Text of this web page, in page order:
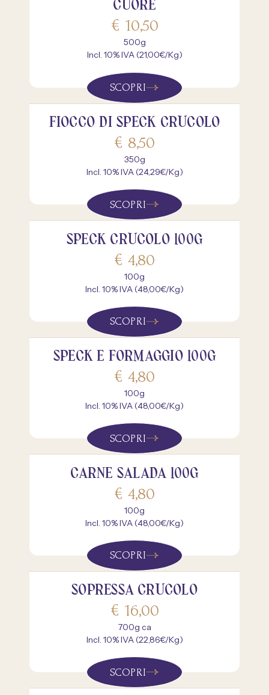
CUORE
€ 10,50
500g
Incl. 10% IVA (21,00€/Kg)
SCOPRI
FIOCCO DI SPECK CRUCOLO
€ 8,50
350g
Incl. 10% IVA (24,29€/Kg)
SCOPRI
SPECK CRUCOLO 100G
€ 4,80
100g
Incl. 10% IVA (48,00€/Kg)
SCOPRI
SPECK E FORMAGGIO 100G
€ 4,80
100g
Incl. 10% IVA (48,00€/Kg)
SCOPRI
CARNE SALADA 100G
€ 4,80
100g
Incl. 10% IVA (48,00€/Kg)
SCOPRI
SOPRESSA CRUCOLO
€ 16,00
700g ca
Incl. 10% IVA (22,86€/Kg)
SCOPRI